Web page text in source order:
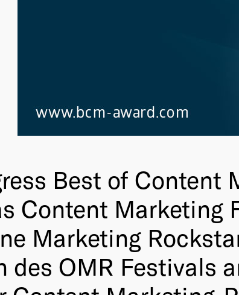
Best of Content
Content Marketing
Marketing
des OMR Festivals